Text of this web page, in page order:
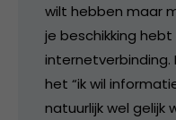
wilt hebben maar
je beschikking
het “ik wil
natuurlijk wel gelijk